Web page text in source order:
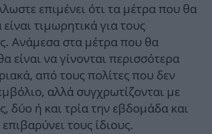
επιμένει ότι τα μέτρα που θα
τιμωρητικά για τους
Ανάμεσα στα μέτρα που θα
είναι να γίνονται περισσότερα
από τους πολίτες που δεν
αλλά συγχρωτίζονται με
δύο ή και τρία την εβδομάδα και
τους ίδιους.